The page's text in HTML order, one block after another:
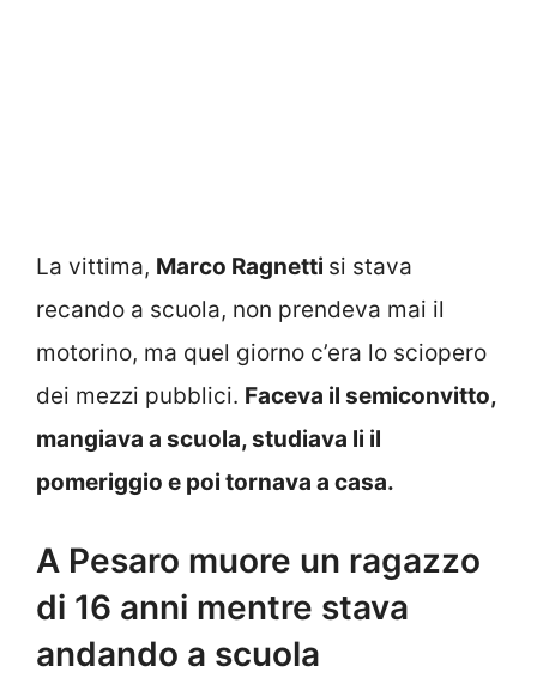
La vittima, Marco Ragnetti si stava
recando a scuola, non prendeva mai il
motorino, ma quel giorno c’era lo sciopero
dei mezzi pubblici. Faceva il semiconvitto,
mangiava a scuola, studiava li il
pomeriggio e poi tornava a casa.
A Pesaro muore un ragazzo
di 16 anni mentre stava
andando a scuola